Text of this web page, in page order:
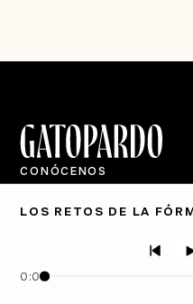
LOS RETOS DE LA
0:00
CONÓCENOS
Quiénes Somos
Directorio
Semanario Gatopardo